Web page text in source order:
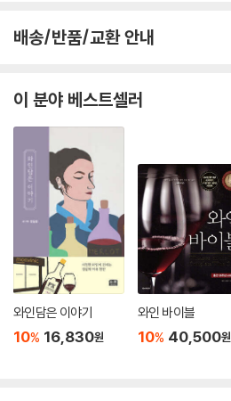
배송/반품/교환 안내
이 분야 베스트셀러
와인담은 이야기
10% 16,830원
와인 바이블
10% 40,500원